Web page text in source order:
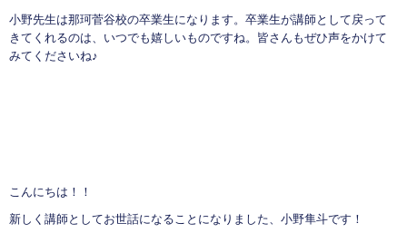
小野先生は那珂菅谷校の卒業生になります。卒業生が講師として戻って
きてくれるのは、いつでも嬉しいものですね。皆さんもぜひ声をかけて
みてくださいね♪
こんにちは！！
新しく講師としてお世話になることになりました、小野隼斗です！